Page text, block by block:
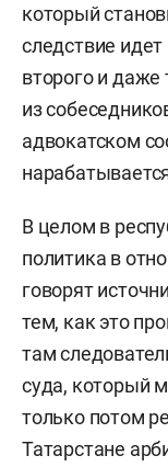
который
следствие идет
второго и даже
из
адвокатском
В целом в
политика в
говорят
тем, как это
там
суда, который
только потом
Татарстане